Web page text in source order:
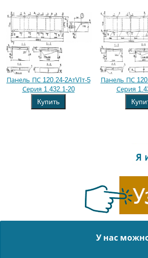
Панель ПС 120.24-2АтVIт-5
Серия 1.432.1-20
Купить
Панель ПС
Серия
У нас